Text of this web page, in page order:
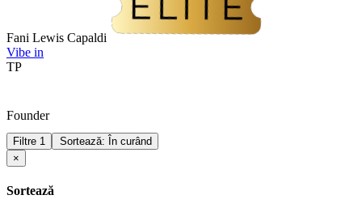
Fani Lewis Capaldi
Vibe in
TP
Founder
Filtre 1
Sortează: În curând
×
Sortează